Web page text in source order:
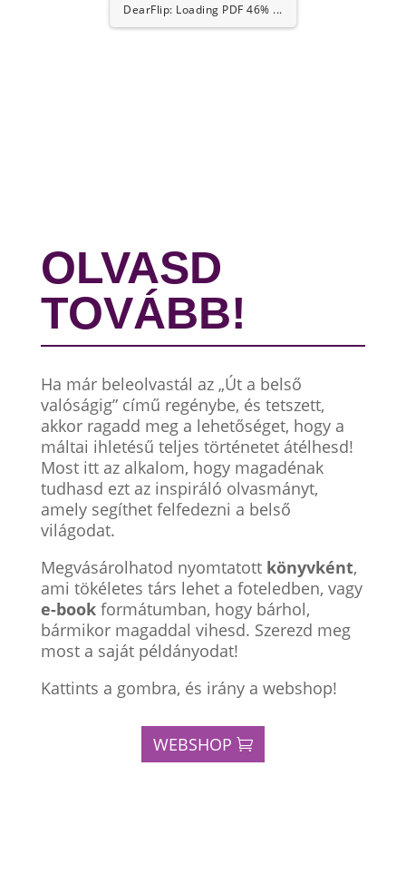
DearFlip: Loading PDF 46% ...
OLVASD
TOVÁBB!
Ha már beleolvastál az „Út a belső
valóságig” című regénybe, és tetszett,
akkor ragadd meg a lehetőséget, hogy a
máltai ihletésű teljes történetet átélhesd!
Most itt az alkalom, hogy magadénak
tudhasd ezt az inspiráló olvasmányt,
amely segíthet felfedezni a belső
világodat.
Megvásárolhatod nyomtatott könyvként,
ami tökéletes társ lehet a foteledben, vagy
e-bookformátumban, hogy bárhol,
bármikor magaddal vihesd. Szerezd meg
most a saját példányodat!
Kattints a gombra, és irány a webshop!
WEBSHOP